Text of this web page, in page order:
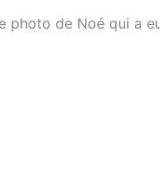
photo de Noé qui a